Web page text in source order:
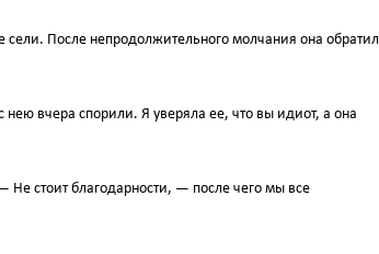
После непродолжительного молчания она
вчера спорили. Я уверяла ее, что вы идиот, а она
стоит благодарности, — после чего мы все